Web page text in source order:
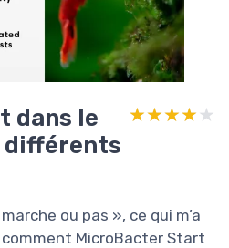
dans le
différents
★★★★★
★★★★★
ou pas », ce qui m’a
MicroBacter Start